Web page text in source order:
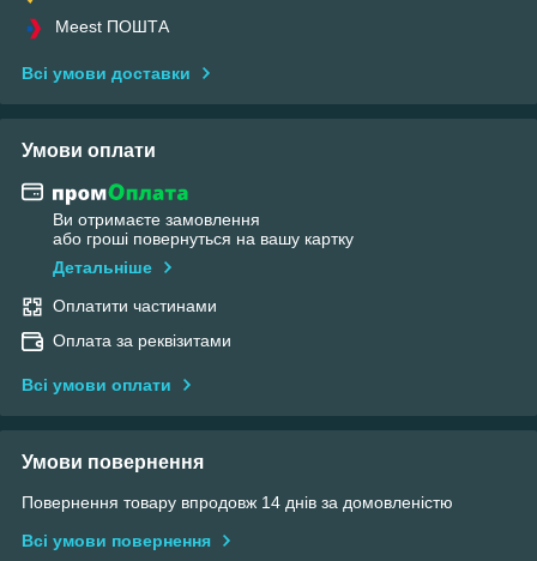
Meest ПОШТА
Всі умови доставки
Умови оплати
Ви отримаєте замовлення
або гроші повернуться на вашу картку
Детальніше
Оплатити частинами
Оплата за реквізитами
Всі умови оплати
Умови повернення
Повернення товару впродовж 14 днів за домовленістю
Всі умови повернення